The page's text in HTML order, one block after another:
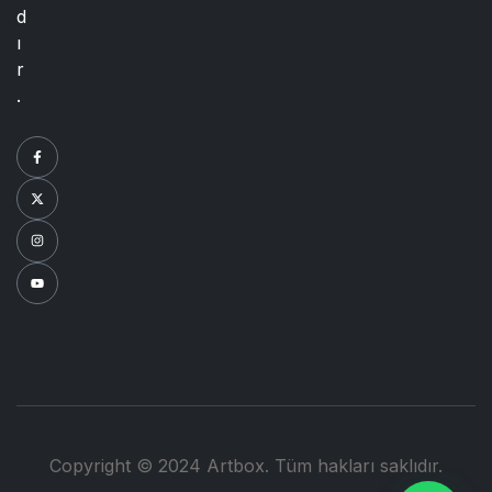
d
ı
r
.
Copyright © 2024 Artbox. Tüm hakları saklıdır.